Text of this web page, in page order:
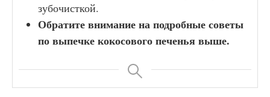
зубочисткой.
Обратите внимание на подробные советы
по выпечке кокосового печенья выше.